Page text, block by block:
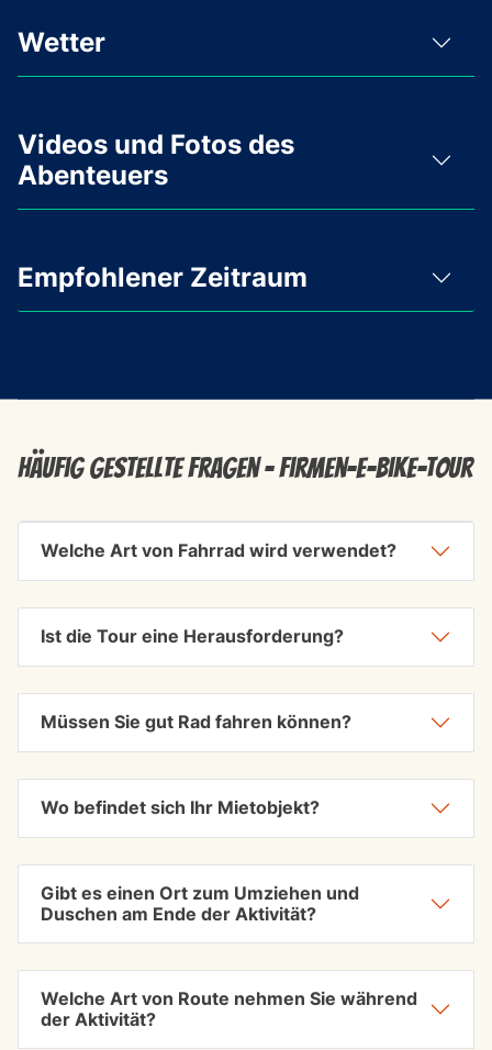
Wetter
Videos und Fotos des
Abenteuers
Empfohlener Zeitraum
Häufig gestellte Fragen - Firmen-E-Bike-Tour
Welche Art von Fahrrad wird verwendet?
Ist die Tour eine Herausforderung?
Müssen Sie gut Rad fahren können?
Wo befindet sich Ihr Mietobjekt?
Gibt es einen Ort zum Umziehen und
Duschen am Ende der Aktivität?
Welche Art von Route nehmen Sie während
der Aktivität?